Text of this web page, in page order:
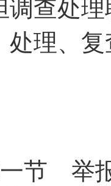
调查处
处理、复
节 举